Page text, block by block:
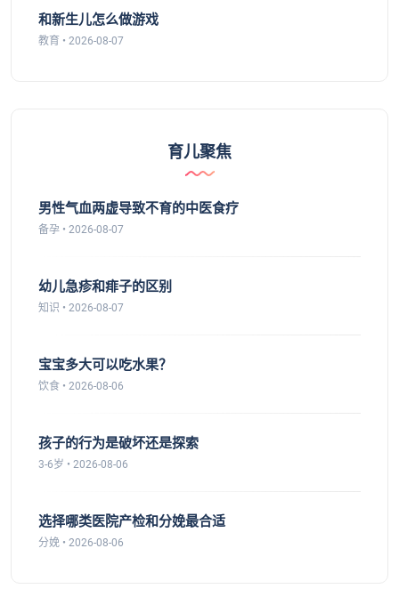
和新生儿怎么做游戏
教育 • 2026-08-07
育儿聚焦
男性气血两虚导致不育的中医食疗
备孕 • 2026-08-07
幼儿急疹和痱子的区别
知识 • 2026-08-07
宝宝多大可以吃水果？
饮食 • 2026-08-06
孩子的行为是破坏还是探索
3-6岁 • 2026-08-06
选择哪类医院产检和分娩最合适
分娩 • 2026-08-06